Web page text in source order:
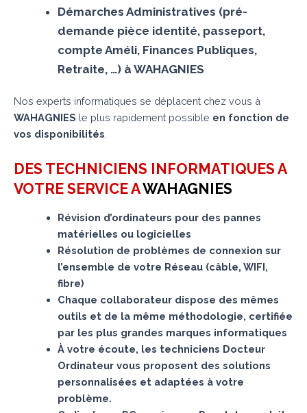
Démarches Administratives (pré-
demande pièce identité, passeport,
compte Améli, Finances Publiques,
Retraite, …) à WAHAGNIES
Nos experts informatiques se déplacent chez vous à
WAHAGNIES le plus rapidement possible en fonction de
vos disponibilités.
DES TECHNICIENS INFORMATIQUES A
VOTRE SERVICE AWAHAGNIES
Révision d’ordinateurs pour des pannes
matérielles ou logicielles
Résolution de problèmes de connexion sur
l’ensemble de votre Réseau (câble, WIFI,
fibre)
Chaque collaborateur dispose des mêmes
outils et de la même méthodologie, certifiée
par les plus grandes marques informatiques
À votre écoute, les techniciens Docteur
Ordinateur vous proposent des solutions
personnalisées et adaptées à votre
problème.